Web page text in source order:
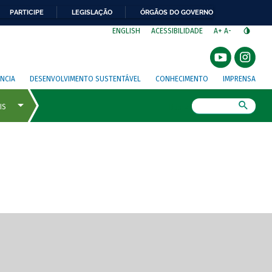
PARTICIPE LEGISLAÇÃO ÓRGÃOS DO GOVERNO
ENGLISH ACESSIBILIDADE A+ A-
DESENVOLVIMENTO SUSTENTÁVEL CONHECIMENTO IMPRENSA
de tela